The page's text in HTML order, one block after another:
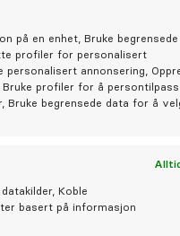
på en enhet, Bruke begrensede
profiler for personalisert
personalisert annonsering,
profiler for å
Bruke begrensede data for å
Koble
basert på informasjon
og på toppen av
delen av denne
av tannen er